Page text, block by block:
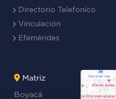
Directorio Telefoníco
Vinculación
Efemérides
Matriz
Boyacá